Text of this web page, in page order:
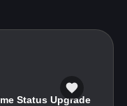
Status Upgrade